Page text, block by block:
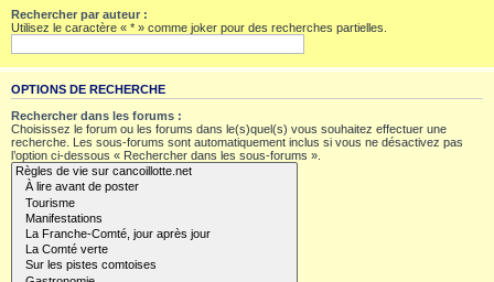
Rechercher par auteur :
Utilisez le caractère « * » comme joker pour des recherches partielles.
OPTIONS DE RECHERCHE
Rechercher dans les forums :
Choisissez le forum ou les forums dans le(s)quel(s) vous souhaitez effectuer une
recherche. Les sous-forums sont automatiquement inclus si vous ne désactivez pas
l’option ci-dessous « Rechercher dans les sous-forums ».